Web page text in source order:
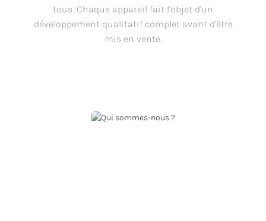
tous. Chaque appareil fait l'objet d'un
développement qualitatif complet avant d'être
mis en vente.